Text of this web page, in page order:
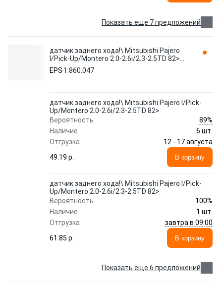
Показать еще 7 предложений
датчик заднего хода!\ Mitsubishi Pajero
I/Pick-Up/Montero 2.0-2.6i/2.3-2.5TD 82>
1.860.047 EPS
EPS 1.860.047
датчик заднего хода!\ Mitsubishi Pajero I/Pick-
Up/Montero 2.0-2.6i/2.3-2.5TD 82>
Вероятность
89%
Наличие
6 шт.
Отгрузка
12 - 17 августа
49.19 p.
В корзину
датчик заднего хода!\ Mitsubishi Pajero I/Pick-
Up/Montero 2.0-2.6i/2.3-2.5TD 82>
Вероятность
100%
Наличие
1 шт.
Отгрузка
завтра в 09:00
61.85 p.
В корзину
Показать еще 6 предложений